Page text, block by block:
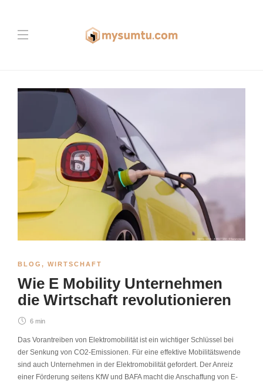
BLOG , WIRTSCHAFT
Wie E Mobility Unternehmen
die Wirtschaft revolutionieren
6 min
Das Vorantreiben von Elektromobilität ist ein wichtiger Schlüssel bei
der Senkung von CO2-Emissionen. Für eine effektive Mobilitätswende
sind auch Unternehmen in der Elektromobilität gefordert. Der Anreiz
einer Förderung seitens KfW und BAFA macht die Anschaffung von E-